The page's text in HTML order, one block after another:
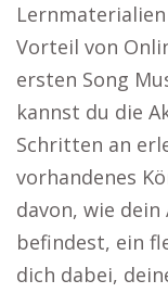
Vorteil von
ersten Song
kannst du die
Schritten an
vorhandenes
davon, wie
befindest, ein
dich dabei,